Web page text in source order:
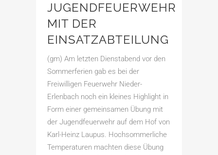
JUGENDFEUERWEHR
MIT DER
EINSATZABTEILUNG
(gm) Am letzten Dienstabend vor den
Sommerferien gab es bei der
Freiwilligen Feuerwehr Nieder-
Erlenbach noch ein kleines Highlight in
Form einer gemeinsamen Übung mit
der Jugendfeuerwehr auf dem Hof von
Karl-Heinz Laupus. Hochsommerliche
Temperaturen machten diese Übung